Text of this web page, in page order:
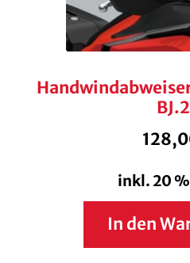
inkl. 20
In den